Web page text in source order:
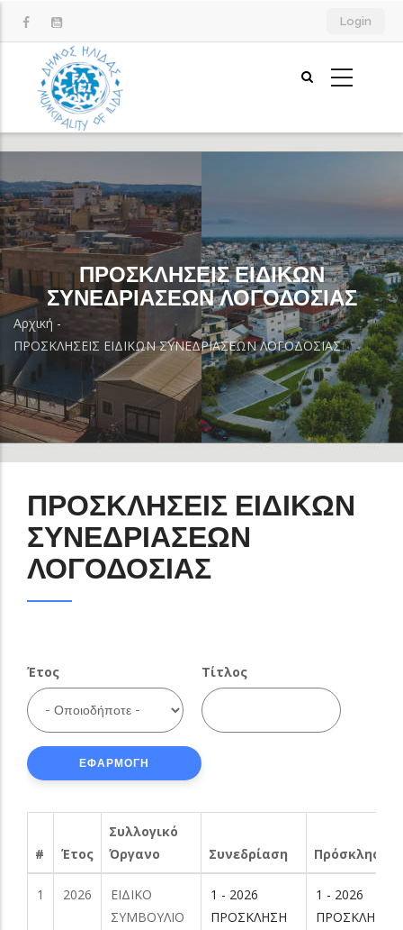
προς
περιεχόμενο
Login
ΠΡΟΣΚΛΗΣΕΙΣ ΕΙΔΙΚΩΝ
ΣΥΝΕΔΡΙΑΣΕΩΝ ΛΟΓΟΔΟΣΙΑΣ
Breadcrumb
Αρχική -
ΠΡΟΣΚΛΗΣΕΙΣ ΕΙΔΙΚΩΝ ΣΥΝΕΔΡΙΑΣΕΩΝ ΛΟΓΟΔΟΣΙΑΣ
ΠΡΟΣΚΛΗΣΕΙΣ ΕΙΔΙΚΩΝ
ΣΥΝΕΔΡΙΑΣΕΩΝ
ΛΟΓΟΔΟΣΙΑΣ
Έτος Τίτλος
# Έτος
Συλλογικό
Όργανο
Συνεδρίαση Πρόσκληση
1 2026
ΕΙΔΙΚΟ
ΣΥΜΒΟΥΛΙΟ
1 - 2026
ΠΡΟΣΚΛΗΣΗ
1 - 2026
ΠΡΟΣΚΛΗΣΗ